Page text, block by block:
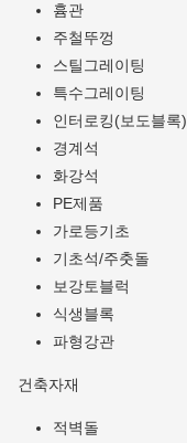
흄관
주철뚜껑
스틸그레이팅
특수그레이팅
인터로킹(보도블록)
경계석
화강석
PE제품
가로등기초
기초석/주춧돌
보강토블럭
식생블록
파형강관
건축자재
적벽돌